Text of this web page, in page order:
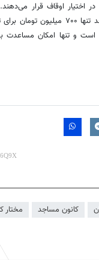
اختیار اوقاف قرار
زنجان با بیش از ۱۳۰۰ مسجد تنها
کانون مساجد مختار